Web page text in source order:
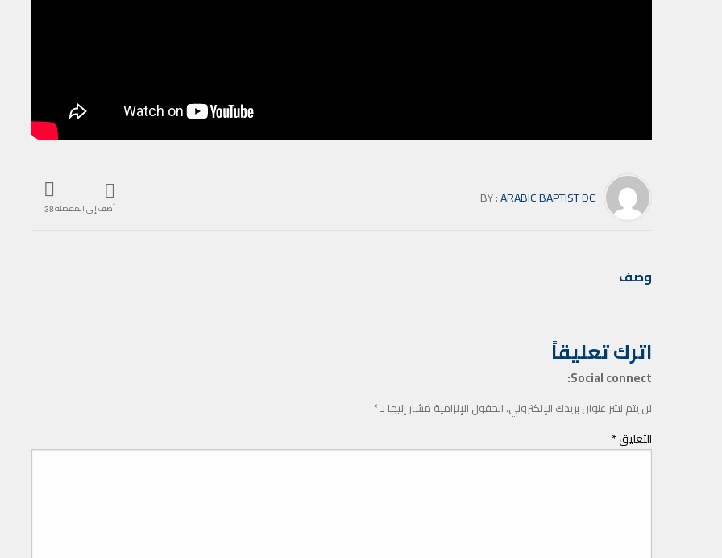
أضف إلى المفضلة38
BY :ARABIC BAPTIST DC
وصف
اترك تعليقاً
Social connect:
لن يتم نشر عنوان بريدك الإلكتروني. الحقول الإلزامية مشار إليها بـ*
التعليق*